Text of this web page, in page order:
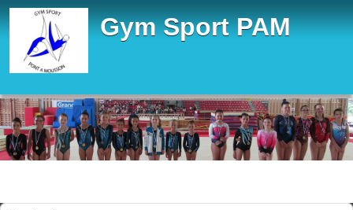
Gym Sport PAM
Panneau de gestion des cookies